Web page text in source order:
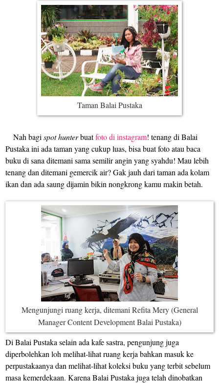
Taman Balai Pustaka
Nah bagi spot hunterbuatfoto di instagram! tenang di Balai
Pustaka ini ada taman yang cukup luas, bisa buat foto atau baca
buku di sana ditemani sama semilir angin yang syahdu! Mau lebih
tenang dan ditemani gemercik air? Gak jauh dari taman ada kolam
ikan dan ada saung dijamin bikin nongkrong kamu makin betah.
Mengunjungi ruang kerja, ditemani Refita Mery (General
Manager Content Development Balai Pustaka)
Di Balai Pustaka selain ada kafe sastra, pengunjung juga
diperbolehkan loh melihat-lihat ruang kerja bahkan masuk ke
perpustakaanya dan melihat-lihat koleksi buku yang terbit sebelum
masa kemerdekaan. Karena Balai Pustaka juga telah dinobatkan